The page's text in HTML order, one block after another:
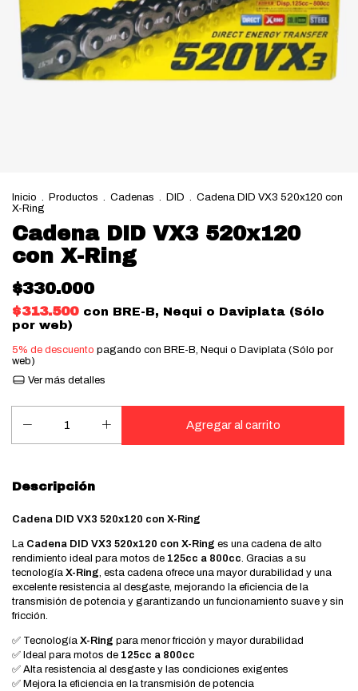
Inicio . Productos . Cadenas . DID . Cadena DID VX3 520x120 con
X-Ring
Cadena DID VX3 520x120
con X-Ring
$330.000
$313.500 con BRE-B, Nequi o Daviplata (Sólo
por web)
5% de descuento pagando con BRE-B, Nequi o Daviplata (Sólo por
web)
Ver más detalles
Descripción
Cadena DID VX3 520x120 con X-Ring
La Cadena DID VX3 520x120 con X-Ring es una cadena de alto
rendimiento ideal para motos de 125cc a 800cc. Gracias a su
tecnología X-Ring, esta cadena ofrece una mayor durabilidad y una
excelente resistencia al desgaste, mejorando la eficiencia de la
transmisión de potencia y garantizando un funcionamiento suave y sin
fricción.
✅ Tecnología X-Ring para menor fricción y mayor durabilidad
✅ Ideal para motos de 125cc a 800cc
✅ Alta resistencia al desgaste y las condiciones exigentes
✅ Mejora la eficiencia en la transmisión de potencia